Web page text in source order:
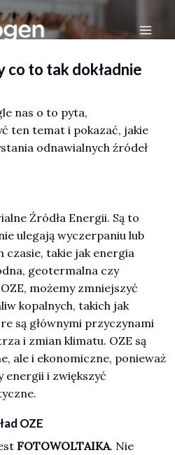
co to tak dokładnie
nas o to pyta,
ten temat i pokazać, jakie
odnawialnych źródeł
Źródła Energii. Są to
ulegają wyczerpaniu lub
takie jak energia
geotermalna czy
możemy zmniejszyć
kopalnych, takich jak
są głównymi przyczynami
i zmian klimatu. OZE są
ale i ekonomiczne, ponieważ
energii i zwiększyć
OZE
FOTOWOLTAIKA. Nie